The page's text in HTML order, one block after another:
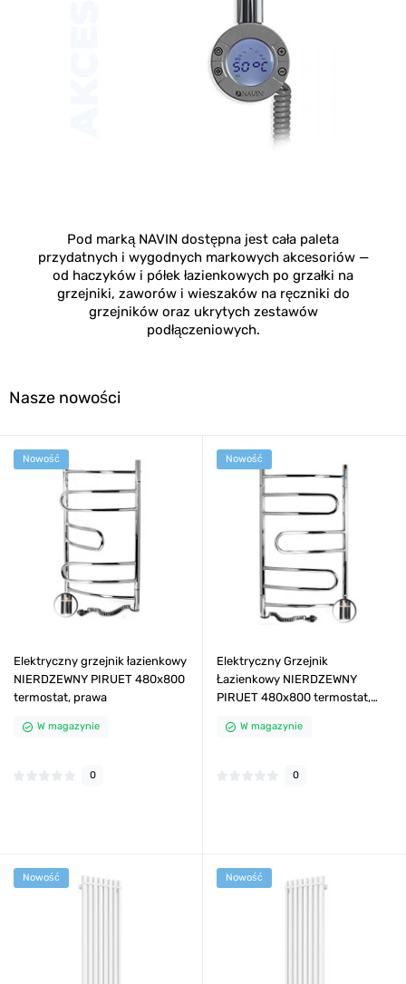
Pod marką NAVIN dostępna jest cała paleta
przydatnych i wygodnych markowych akcesoriów —
od haczyków i półek łazienkowych po grzałki na
grzejniki, zaworów i wieszaków na ręczniki do
grzejników oraz ukrytych zestawów
podłączeniowych.
Nasze nowości
Nowość
Elektryczny grzejnik łazienkowy
NIERDZEWNY PIRUET 480x800
termostat, prawa
W magazynie
0
Nowość
Elektryczny Grzejnik
Łazienkowy NIERDZEWNY
PIRUET 480x800 termostat,
W magazynie
0
Nowość Nowość